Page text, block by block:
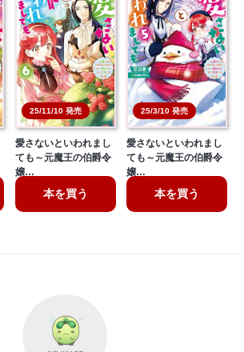
25/11/10 発売
愛さないといわれまし
ても～元魔王の伯爵令
嬢…
本を買う
25/3/10 発売
愛さないといわれまし
ても～元魔王の伯爵令
嬢…
本を買う